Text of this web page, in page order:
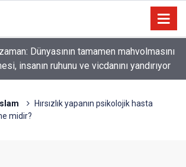
Dünyasının tamamen mahvolmasını
insanın ruhunu ve vicdanını yandırıyor
yerde sürünmeyecek şekilde yukarıda tut
Hırsızlık yapanın psikolojik hasta
midir?